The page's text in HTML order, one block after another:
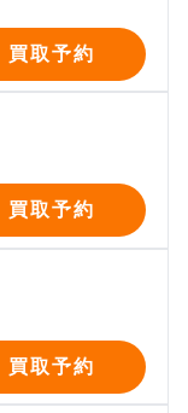
買取予約
買取予約
買取予約